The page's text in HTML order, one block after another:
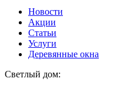
Новости
Акции
Статьи
Услуги
Деревянные окна
Светлый дом: